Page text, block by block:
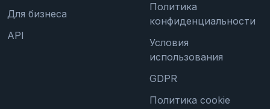
Для бизнеса
API
Политика
конфиденциальности
Условия
использования
GDPR
Политика cookie